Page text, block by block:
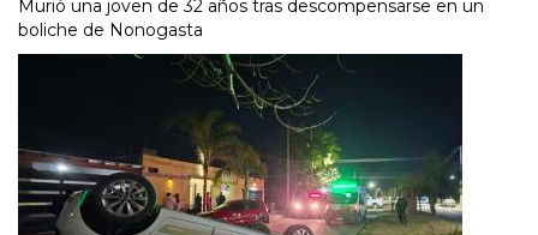
Murió una joven de 32 años tras descompensarse en un
boliche de Nonogasta